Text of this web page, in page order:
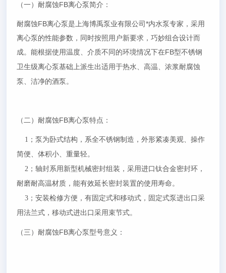
（一）耐腐蚀FB离心泵简介：
耐腐蚀FB离心泵是上海博禹泵业有限公司*内水泵专家，采用
离心泵的性能参数，同时按照用户新要求，巧妙组合设计而
成。能根据使用温度、介质不同的环境情况下在FB型不锈钢
卫生级离心泵基础上派生出适用于热水、高温、浓浆耐腐蚀
泵、洁净的酒泵。
（二）耐腐蚀FB离心泵特点：
1；泵为卧式结构，系全不锈钢制造，外形紧凑美观、操作
简便、体积小、重量轻。
2；轴封系用新型机械密封组装，采用进口钛合金密封环，
耐磨耐高温材质，能有效延长密封装置的使用寿命。
3；安装检修方便，有固定式和移动式，固定式泵进出口采
用法兰式，移动式进出口采用束节式。
（三）耐腐蚀FB离心泵型号意义：